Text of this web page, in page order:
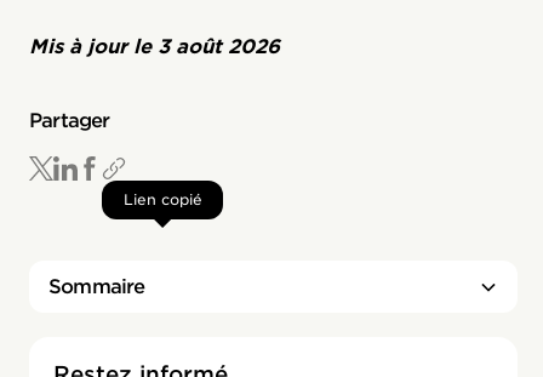
Mis à jour le 3 août 2026
Partager
Lien copié
Sommaire